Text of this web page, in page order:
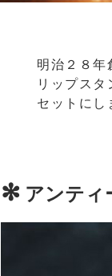
明治２８年
リップス
セットにし
✻ アンティ